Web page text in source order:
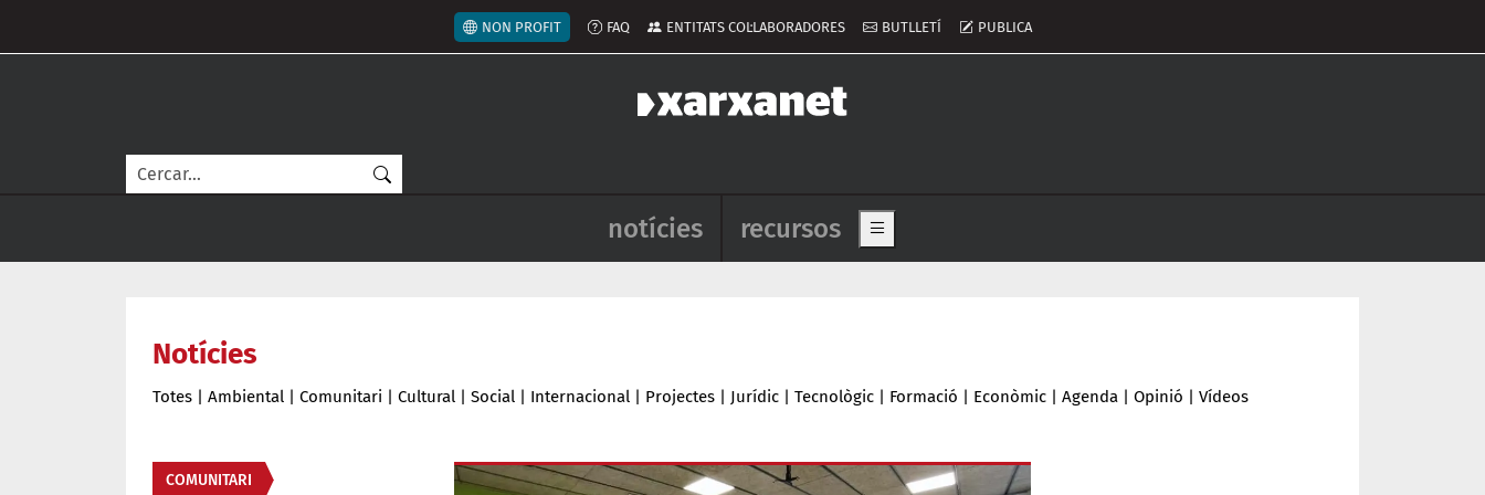
Menú del compte d'usuari
NON PROFIT FAQ ENTITATS COL·LABORADORES BUTLLETÍ PUBLICA
Cerca
Navegació principal de l'encapçalament
notícies recursos Show main menu
Notícies
Totes | Ambiental | Comunitari | Cultural | Social | Internacional | Projectes | Jurídic | Tecnològic | Formació | Econòmic | Agenda | Opinió | Vídeos
Àmbit de la notícia
COMUNITARI